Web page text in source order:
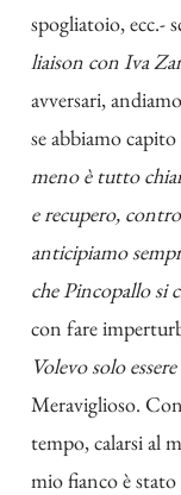
spogliatoio, ecc.-
liaison con Iva
avversari,
se abbiamo
meno è tutto
e recupero,
anticipiamo
che Pincopallo si
con fare
Volevo solo
Meraviglioso.
tempo, calarsi al
mio fianco è